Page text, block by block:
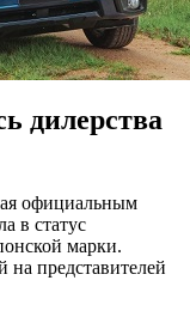
дилерства
официальным
в статус
марки.
на представителей